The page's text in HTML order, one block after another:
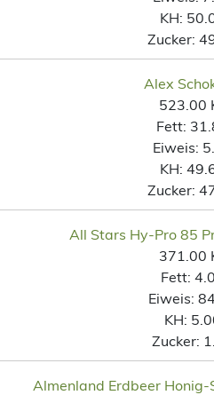
KH:
Zucker:
Alex
523.00
Fett:
Eiweis:
KH:
Zucker:
All Stars Hy-Pro 85
371.00
Fett:
Eiweis:
KH:
Zucker:
Almenland Erdbeer